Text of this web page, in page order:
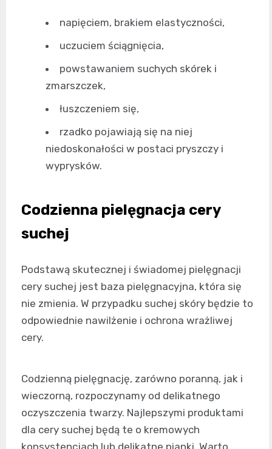
napięciem, brakiem elastyczności,
uczuciem ściągnięcia,
powstawaniem suchych skórek i
zmarszczek,
łuszczeniem się,
rzadko pojawiają się na niej
niedoskonałości w postaci pryszczy i
wyprysków.
Codzienna pielęgnacja cery
suchej
Podstawą skutecznej i świadomej pielęgnacji
cery suchej jest baza pielęgnacyjna, która się
nie zmienia. W przypadku suchej skóry będzie to
odpowiednie nawilżenie i ochrona wrażliwej
cery.
Codzienną pielęgnację, zarówno poranną, jak i
wieczorną, rozpoczynamy od delikatnego
oczyszczenia twarzy. Najlepszymi produktami
dla cery suchej będą te o kremowych